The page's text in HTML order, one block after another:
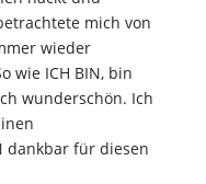
mich von
wieder
wie ICH BIN, bin
wunderschön. Ich
dankbar für diesen